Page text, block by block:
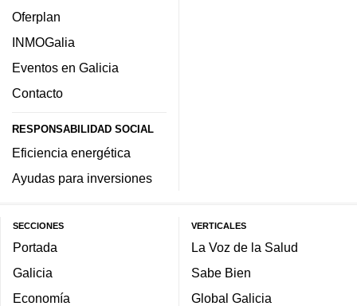
Oferplan
INMOGalia
Eventos en Galicia
Contacto
RESPONSABILIDAD SOCIAL
Eficiencia energética
Ayudas para inversiones
SECCIONES
Portada
Galicia
Economía
VERTICALES
La Voz de la Salud
Sabe Bien
Global Galicia